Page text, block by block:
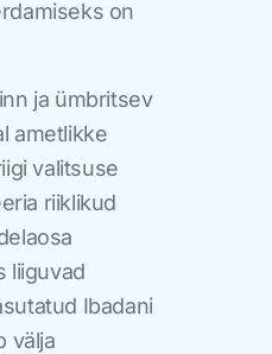
on
ja ümbritsev
ametlikke
valitsuse
riiklikud
liiguvad
Ibadani
välja